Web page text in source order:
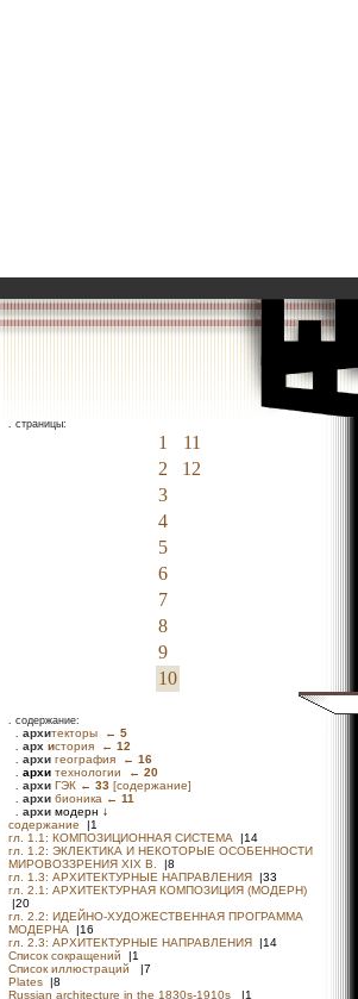
. страницы:
1
11
2
12
3
4
5
6
7
8
9
10
. содержание: